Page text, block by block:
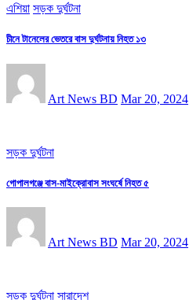
এশিয়া সড়ক দুর্ঘটনা
চীনে টানেলের ভেতরে বাস দুর্ঘটনায় নিহত ১৩
Art News BD Mar 20, 2024
সড়ক দুর্ঘটনা
গোপালগঞ্জে বাস-মাইক্রোবাস সংঘর্ষে নিহত ৫
Art News BD Mar 20, 2024
সড়ক দুর্ঘটনা সারাদেশ